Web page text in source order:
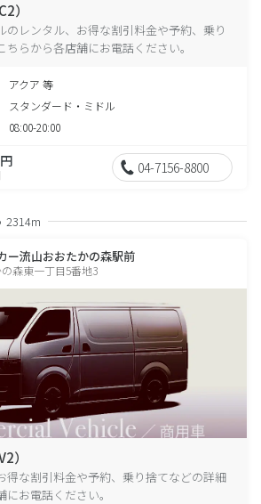
）
のレンタル、お得な割引料金や予約、乗り
らから各店舗にお電話ください。
アクア 等
スタンダード・ミドル
08:00-20:00
04-7156-8800
2314m
ー流山おおたかの森駅前
森東一丁目5番地3
）
得な割引料金や予約、乗り捨てなどの詳細
お電話ください。